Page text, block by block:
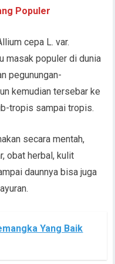
Populer
cepa L. var.
masak populer di dunia
pegunungan-
kemudian tersebar ke
tropis sampai tropis.
secara mentah,
obat herbal, kulit
daunnya bisa juga
Yang Baik